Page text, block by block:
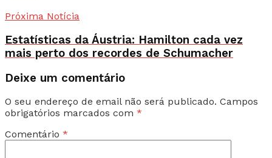
Próxima Notícia
Estatísticas da Áustria: Hamilton cada vez
mais perto dos recordes de Schumacher
Deixe um comentário
O seu endereço de email não será publicado. Campos
obrigatórios marcados com *
Comentário *